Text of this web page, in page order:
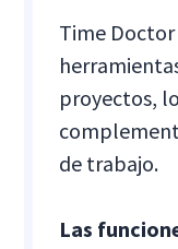
Time
proyectos,
de trabajo.
Las